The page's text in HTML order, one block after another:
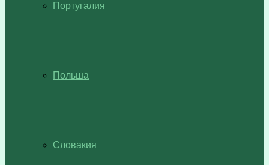
Португалия
Польша
Словакия